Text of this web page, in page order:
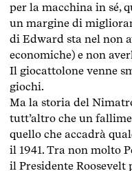
per la macchina in sé,
un margine di
di Edward sta nel non
economiche) e non
Il giocattolone venne
giochi.
Ma la storia del
tutt’altro che un
quello che accadrà
il 1941. Tra non molto
il Presidente Roosevelt